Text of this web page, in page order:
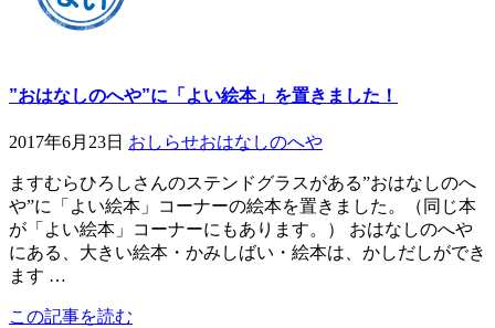
”おはなしのへや”に「よい絵本」を置きました！
2017年6月23日 おしらせおはなしのへや
ますむらひろしさんのステンドグラスがある”おはなしのへ
や”に「よい絵本」コーナーの絵本を置きました。（同じ本
が「よい絵本」コーナーにもあります。） おはなしのへや
にある、大きい絵本・かみしばい・絵本は、かしだしができ
ます …
この記事を読む